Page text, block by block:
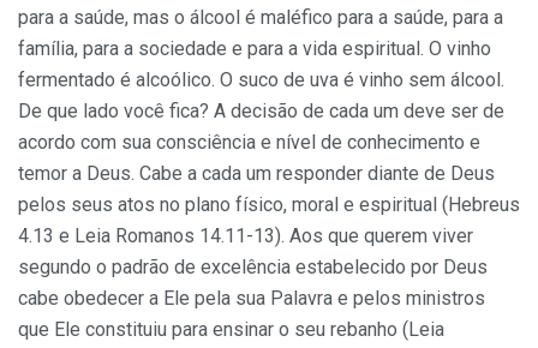
para a saúde, mas o álcool é maléfico para a saúde, para a
família, para a sociedade e para a vida espiritual. O vinho
fermentado é alcoólico. O suco de uva é vinho sem álcool.
De que lado você fica? A decisão de cada um deve ser de
acordo com sua consciência e nível de conhecimento e
temor a Deus. Cabe a cada um responder diante de Deus
pelos seus atos no plano físico, moral e espiritual (Hebreus
4.13 e Leia Romanos 14.11-13). Aos que querem viver
segundo o padrão de excelência estabelecido por Deus
cabe obedecer a Ele pela sua Palavra e pelos ministros
que Ele constituiu para ensinar o seu rebanho (Leia